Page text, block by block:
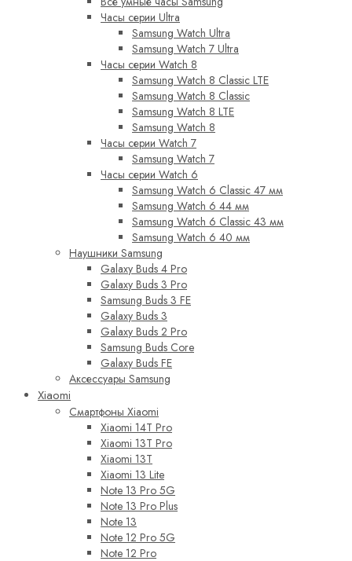
Часы серии Ultra
Samsung Watch Ultra
Samsung Watch 7 Ultra
Часы серии Watch 8
Samsung Watch 8 Classic LTE
Samsung Watch 8 Classic
Samsung Watch 8 LTE
Samsung Watch 8
Часы серии Watch 7
Samsung Watch 7
Часы серии Watch 6
Samsung Watch 6 Classic 47 мм
Samsung Watch 6 44 мм
Samsung Watch 6 Classic 43 мм
Samsung Watch 6 40 мм
Наушники Samsung
Galaxy Buds 4 Pro
Galaxy Buds 3 Pro
Samsung Buds 3 FE
Galaxy Buds 3
Galaxy Buds 2 Pro
Samsung Buds Core
Galaxy Buds FE
Аксессуары Samsung
Xiaomi
Смартфоны Xiaomi
Xiaomi 14T Pro
Xiaomi 13T Pro
Xiaomi 13T
Xiaomi 13 Lite
Note 13 Pro 5G
Note 13 Pro Plus
Note 13
Note 12 Pro 5G
Note 12 Pro